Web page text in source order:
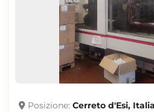
Posizione Cerreto d'Esi, Italia